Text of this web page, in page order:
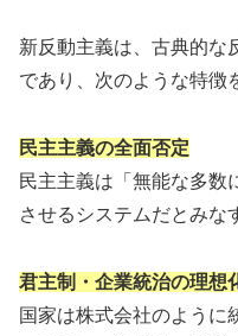
新反動主義は、古典的な
であり、次のような特徴
民主主義の全面否定
民主主義は「無能な多数
させるシステムだとみな
君主制・企業統治の理想
国家は株式会社のように